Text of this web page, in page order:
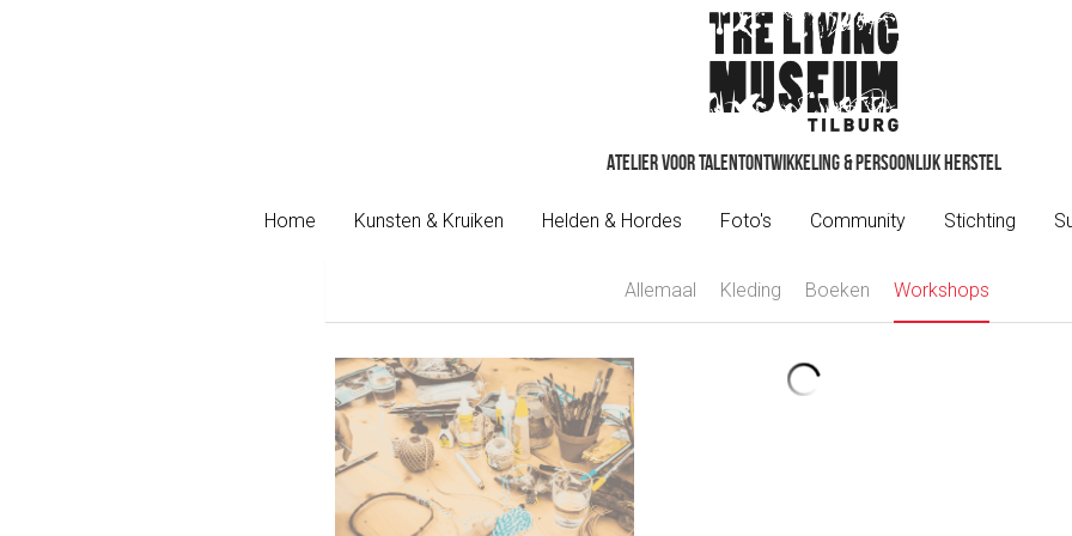
Atelier voor talentontwikkeling & Persoonlijk herstel
Home Kunsten & Kruiken Helden & Hordes Foto's Community Stichting
Atelier voor talentontwikkeling & Persoonlijk herstel
Home Kunsten & Kruiken Helden & Hordes Foto's Community Stichting
Allemaal Kleding Boeken Workshops